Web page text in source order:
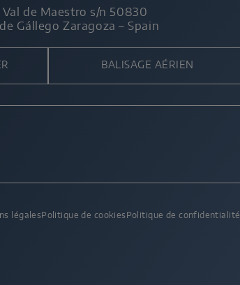
Val de Maestro s/n 50830
Gállego Zaragoza – Spain
BALISAGE AÉRIEN
légalesPolitique de cookies Politique de confidentialité